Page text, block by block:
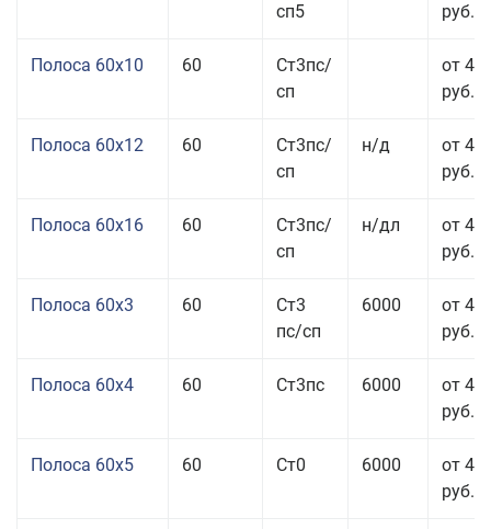
сп5
руб.
Полоса 60x10 60
Ст3пс/
сп
от 42
руб.
Полоса 60x12 60
Ст3пс/
сп
н/д
от 46
руб.
Полоса 60x16 60
Ст3пс/
сп
н/дл
от 48
руб.
Полоса 60x3 60
Ст3
пс/сп
6000
от 46
руб.
Полоса 60x4 60 Ст3пс 6000
от 45
руб.
Полоса 60x5 60 Ст0 6000
от 43
руб.